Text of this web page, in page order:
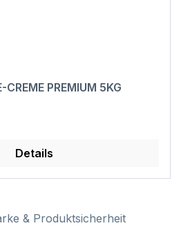
CREME PREMIUM 5KG
Details
& Produktsicherheit